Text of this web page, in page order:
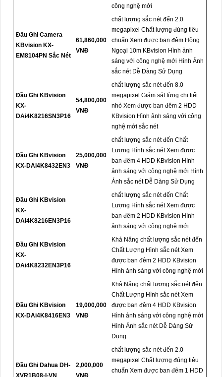
công nghệ mới
Đầu Ghi Camera
KBvision KX-
EM8104PN Sắc Nét
61,860,000
VNĐ
chất lượng sắc nét đến 2.0
megapixel Chất lượng đúng tiêu
chuẩn Xem được ban đêm Hồng
Ngoại 10m KBvision Hình ảnh
sáng với công nghệ mới Hình Ảnh
sắc nét Dễ Dàng Sử Dụng
Đầu Ghi KBvision
KX-
DAi4K8216SN3P16
54,800,000
VNĐ
chất lượng sắc nét đến 8.0
megapixel Giám sát từng chi tiết
nhỏ Xem được ban đêm 2 HDD
KBvision Hình ảnh sáng với công
nghệ mới sắc nét
Đầu Ghi KBvision
KX-DAi4K8432EN3
25,000,000
VNĐ
chất lượng sắc nét đến Chất
Lượng Hình sắc nét Xem được
ban đêm 4 HDD KBvision Hình
ảnh sáng với công nghệ mới Hình
Ảnh sắc nét Dễ Dàng Sử Dụng
Đầu Ghi KBvision
KX-
DAi4K8216EN3P16
chất lượng sắc nét đến Chất
Lượng Hình sắc nét Xem được
ban đêm 2 HDD KBvision Hình
ảnh sáng với công nghệ mới
Đầu Ghi KBvision
KX-
DAi4K8232EN3P16
Khả Năng chất lượng sắc nét đến
Chất Lượng Hình sắc nét Xem
được ban đêm 2 HDD KBvision
Hình ảnh sáng với công nghệ mới
Đầu Ghi KBvision
KX-DAi4K8416EN3
19,000,000
VNĐ
Khả Năng chất lượng sắc nét đến
Chất Lượng Hình sắc nét Xem
được ban đêm 4 HDD KBvision
Hình ảnh sáng với công nghệ mới
Hình Ảnh sắc nét Dễ Dàng Sử
Dụng
Đầu Ghi Dahua DH-
XVR1B08-I-VN
2,000,000
VNĐ
chất lượng sắc nét đến 2.0
megapixel Chất lượng đúng tiêu
chuẩn Xem được ban đêm 1 HDD